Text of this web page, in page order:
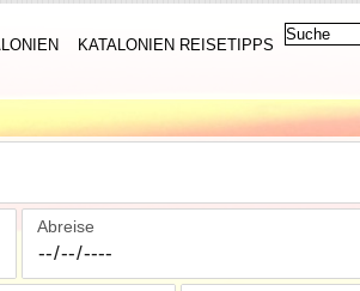
KATALONIEN REISETIPPS
Abreise